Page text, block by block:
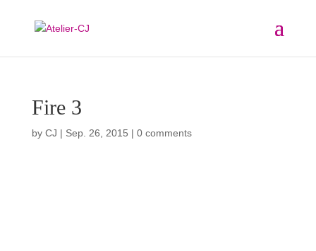
Fire 3
by CJ | Sep. 26, 2015 | 0 comments